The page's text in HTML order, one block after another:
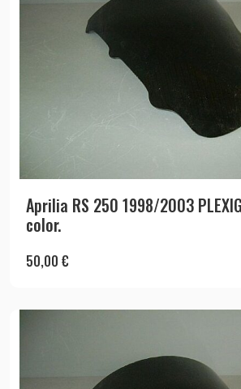
Aprilia RS 250 1998/2003
color.
50,00 €